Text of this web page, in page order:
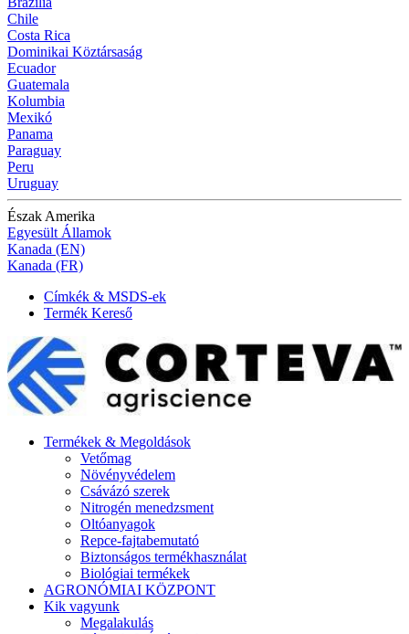
Chile
Costa Rica
Dominikai Köztársaság
Ecuador
Guatemala
Kolumbia
Mexikó
Panama
Paraguay
Peru
Uruguay
Észak Amerika
Egyesült Államok
Kanada (EN)
Kanada (FR)
Címkék & MSDS-ek
Termék Kereső
Termékek & Megoldások
Vetőmag
Növényvédelem
Csávázó szerek
Nitrogén menedzsment
Oltóanyagok
Repce-fajtabemutató
Biztonságos termékhasználat
Biológiai termékek
AGRONÓMIAI KÖZPONT
Kik vagyunk
Megalakulás